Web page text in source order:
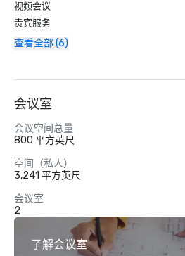
视频会议
贵宾服务
查看全部 (6)
会议室
会议空间总量
800 平方英尺
空间（私人）
3,241 平方英尺
会议室
2
了解会议室